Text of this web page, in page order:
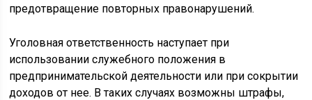
предотвращение повторных правонарушений.
Уголовная ответственность наступает при
использовании служебного положения в
предпринимательской деятельности или при сокрытии
доходов от нее. В таких случаях возможны штрафы,